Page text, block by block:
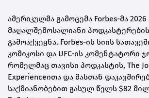
ამერიკულმა გამოცემა Forbes-მა
მაღალშემოსალიანი
გამოაქვეყნა. Forbes-ის სიის
კომიკოსი და UFC-ის კომენტატორი
რომელმაც თავისი პოდკასტის, The
Experienceითა და მასთან
საქმიანობებით გასულ წელს $82